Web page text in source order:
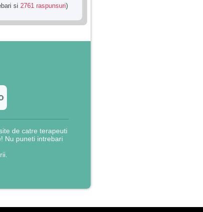
si 2761 raspunsuri)
de catre terapeuti
Nu puneti intrebari